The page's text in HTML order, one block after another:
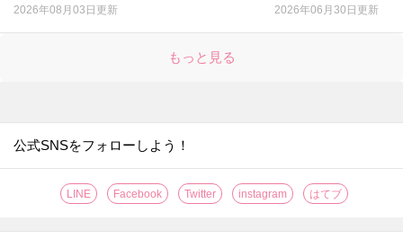
2026年08月03日更新
2026年06月30日更新
もっと見る
公式SNSをフォローしよう！
LINE Facebook Twitter instagram はてブ